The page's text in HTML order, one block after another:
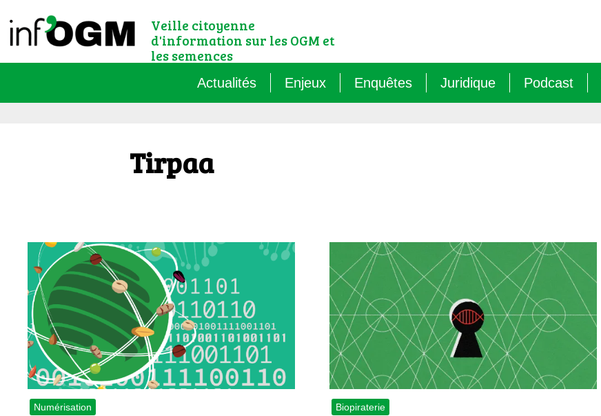
Veille citoyenne
d'information sur les OGM et
les semences
Actualités Enjeux
Quels sont les risques des OGM pour la santé ?
Les brevets sur le vivant
Il y a semence…. et semence
Quels sont les avantages et les inconvénients des OGM ?
Enquêtes
Les vaccins « biotechnologiques » (2022/26)
Juridique Podcast
Tirpaa
Numérisation Biopiraterie